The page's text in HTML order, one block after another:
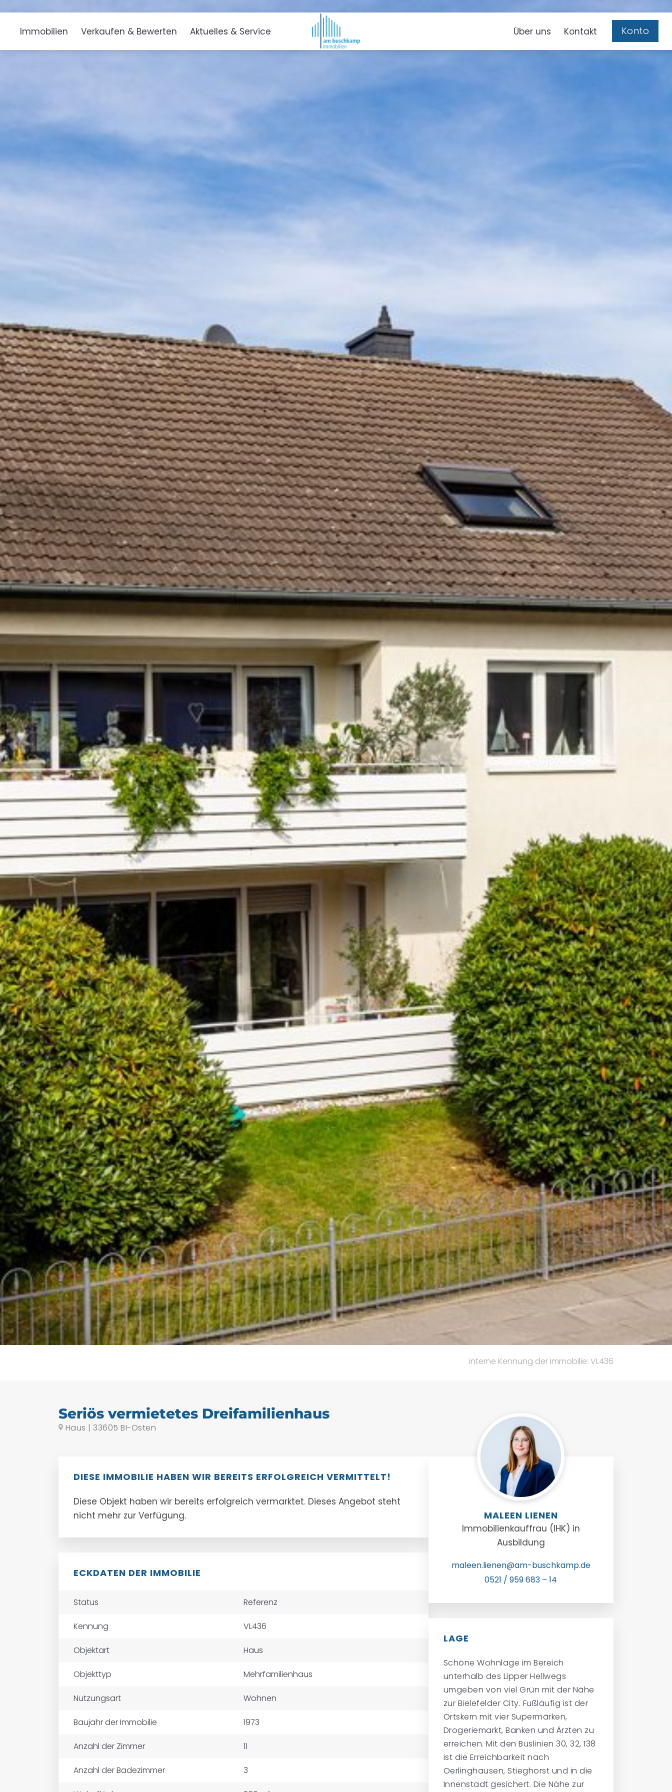
Immobilien Verkaufen & Bewerten Aktuelles & Service Über uns Kontakt Konto
interne Kennung der Immobilie: VL436
Seriös vermietetes Dreifamilienhaus
Haus | 33605 BI-Osten
DIESE IMMOBILIE HABEN WIR BEREITS ERFOLGREICH VERMITTELT!
Diese Objekt haben wir bereits erfolgreich vermarktet. Dieses Angebot steht
nicht mehr zur Verfügung.
ECKDATEN DER IMMOBILIE
Status Referenz
Kennung VL436
Objektart Haus
Objekttyp Mehrfamilienhaus
Nutzungsart Wohnen
Baujahr der Immobilie 1973
Anzahl der Zimmer 11
Anzahl der Badezimmer 3
MALEEN LIENEN
Immobilienkauffrau (IHK) in
Ausbildung
maleen.lienen@am-buschkamp.de
0521 / 959 683 – 14
LAGE
Schöne Wohnlage im Bereich
unterhalb des Lipper Hellwegs
umgeben von viel Grün mit der Nähe
zur Bielefelder City. Fußläufig ist der
Ortskern mit vier Supermärken,
Drogeriemarkt, Banken und Ärzten zu
erreichen. Mit den Buslinien 30, 32, 138
ist die Erreichbarkeit nach
Oerlinghausen, Stieghorst und in die
Innenstadt gesichert. Die Nähe zur